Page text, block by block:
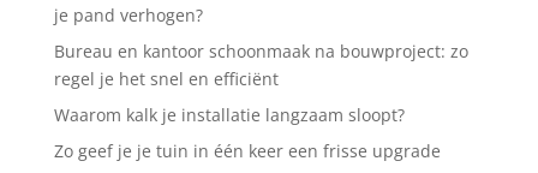
je pand verhogen?
Bureau en kantoor schoonmaak na bouwproject: zo
regel je het snel en efficiënt
Waarom kalk je installatie langzaam sloopt?
Zo geef je je tuin in één keer een frisse upgrade